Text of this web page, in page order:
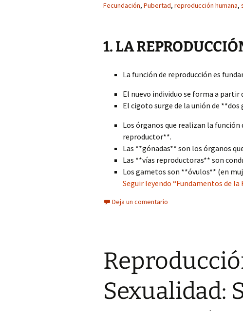
Fecundación, Pubertad, reproducción humana,
1. LA
La función de reproducción es
El nuevo individuo se forma a
El cigoto surge de la unión de **dos
Los órganos que realizan la
reproductor**.
Las **gónadas** son los órganos
Las **vías reproductoras** son
Los gametos son **óvulos** (en
Seguir leyendo “Fundamentos de
Deja un comentario
Sexualidad: